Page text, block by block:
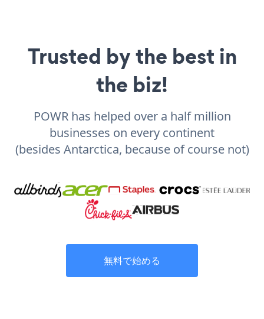
Trusted by the best in
the biz!
POWR has helped over a half million
businesses on every continent
(besides Antarctica, because of course not)
無料で始める